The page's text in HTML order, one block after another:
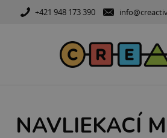
+421 948 173 390
NAVLIEKACÍ